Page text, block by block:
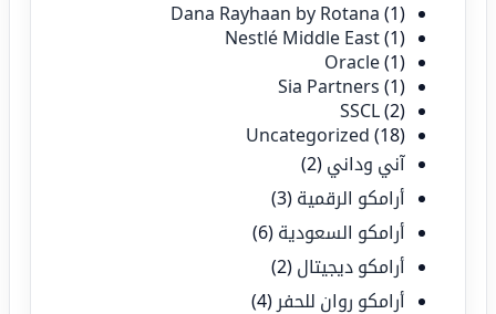
Dana Rayhaan by Rotana (1)
Nestlé Middle East(1)
Oracle(1)
Sia Partners (1)
SSCL(2)
Uncategorized (18)
آني وداني (2)
أرامكو الرقمية (3)
أرامكو السعودية (6)
أرامكو ديجيتال (2)
أرامكو روان للحفر (4)